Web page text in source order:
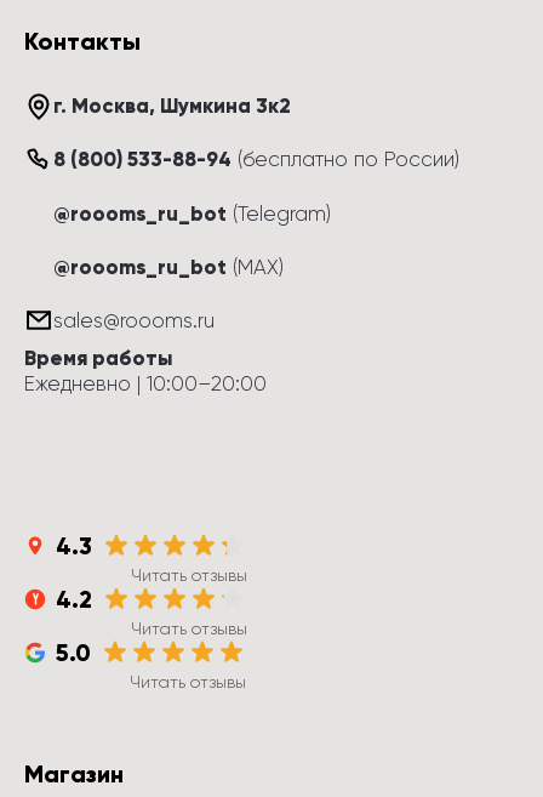
Контакты
г. Москва, Шумкина 3к2
8 (800) 533-88-94 (бесплатно по России)
@roooms_ru_bot (Telegram)
@roooms_ru_bot (MAX)
sales@roooms.ru
Время работы
Ежедневно | 10:00–20:00
4.3
Читать отзывы
4.2
Читать отзывы
5.0
Читать отзывы
Магазин